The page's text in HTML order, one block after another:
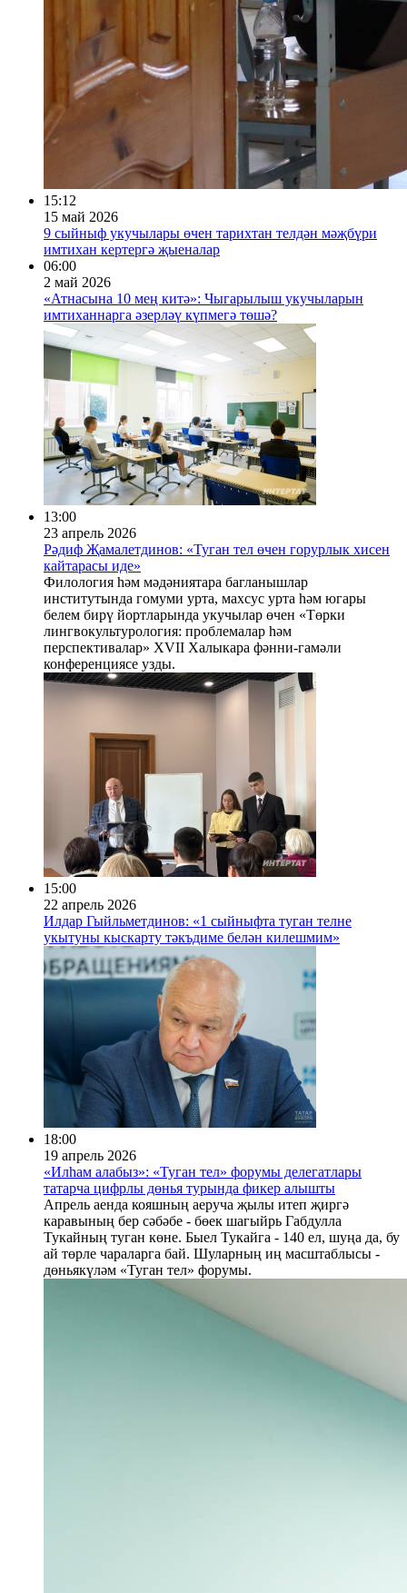
15:12
15 май 2026
9 сыйныф укучылары өчен тарихтан телдән мәҗбүри
имтихан кертергә җыеналар
06:00
2 май 2026
«Атнасына 10 мең китә»: Чыгарылыш укучыларын
имтиханнарга әзерләү күпмегә төшә?
13:00
23 апрель 2026
Рәдиф Җамалетдинов: «Туган тел өчен горурлык хисен
кайтарасы иде»
Филология һәм мәдәниятара багланышлар
институтында гомуми урта, махсус урта һәм югары
белем бирү йортларында укучылар өчен «Төрки
лингвокультурология: проблемалар һәм
перспективалар» XVII Халыкара фәнни-гамәли
конференциясе узды.
15:00
22 апрель 2026
Илдар Гыйльметдинов: «1 сыйныфта туган телне
укытуны кыскарту тәкъдиме белән килешмим»
18:00
19 апрель 2026
«Илһам алабыз»: «Туган тел» форумы делегатлары
татарча цифрлы дөнья турында фикер алышты
Апрель аенда кояшның аеруча җылы итеп җиргә
каравының бер сәбәбе - бөек шагыйрь Габдулла
Тукайның туган көне. Быел Тукайга - 140 ел, шуңа да, бу
ай төрле чараларга бай. Шуларның иң масштаблысы -
дөньякүләм «Туган тел» форумы.